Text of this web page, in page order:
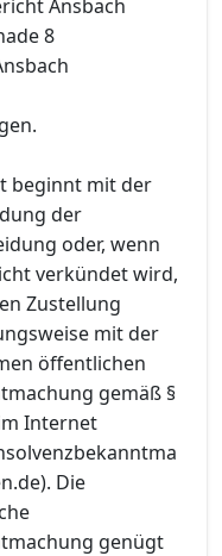
Ansbach
8
beginnt mit der
der
oder, wenn
verkündet wird,
Zustellung
mit der
öffentlichen
gemäß §
Internet
Die
genügt